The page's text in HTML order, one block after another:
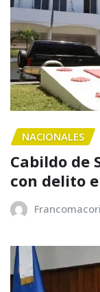
NACIONALES
Cabildo de
con delito